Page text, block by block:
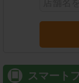
スマート